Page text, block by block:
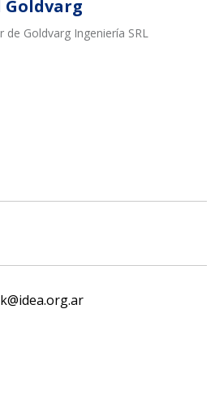
de Goldvarg Ingeniería SRL